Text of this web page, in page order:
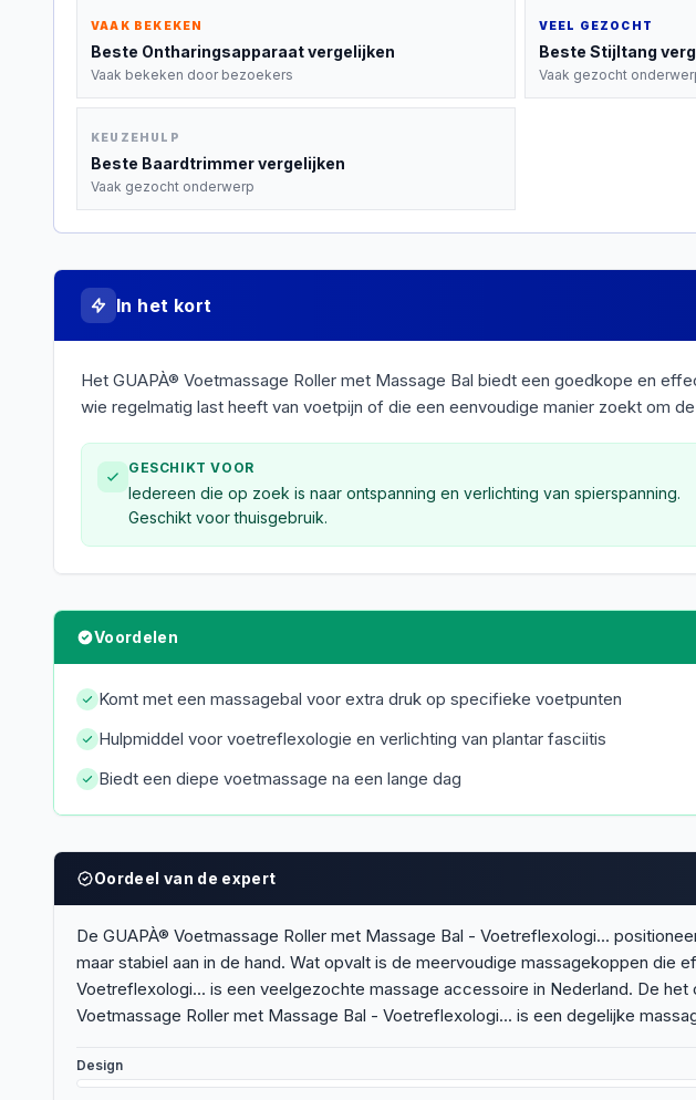
VAAK BEKEKEN
Beste Ontharingsapparaatvergelijken
Vaak bekeken door bezoekers
VEEL GEZOCHT
Beste Stijltang
Vaak gezocht
KEUZEHULP
Beste Baardtrimmervergelijken
Vaak gezocht onderwerp
In het kort
Het GUAPÀ® Voetmassage Roller met Massage Bal biedt een goedkope en
wie regelmatig last heeft van voetpijn of die een eenvoudige manier zoekt om
GESCHIKT VOOR
Iedereen die op zoek is naar ontspanning en verlichting van spierspanning.
Geschikt voor thuisgebruik.
Voordelen
Komt met een massagebal voor extra druk op specifieke voetpunten
Hulpmiddel voor voetreflexologie en verlichting van plantar fasciitis
Biedt een diepe voetmassage na een lange dag
Oordeel van de expert
De GUAPÀ® Voetmassage Roller met Massage Bal - Voetreflexologi...
maar stabiel aan in de hand. Wat opvalt is de meervoudige massagekoppen
Voetreflexologi... is een veelgezochte massage accessoire in Nederland. De
Voetmassage Roller met Massage Bal - Voetreflexologi... is een degelijke
Design